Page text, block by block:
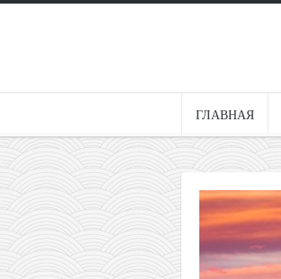
ГЛАВНАЯ